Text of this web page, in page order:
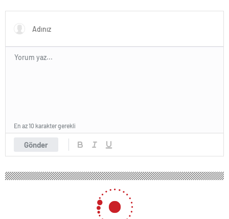
Gönder
En az 10 karakter gerekli